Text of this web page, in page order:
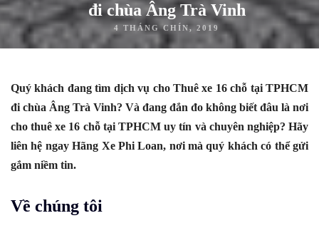
đi chùa Âng Trà Vinh
4 THÁNG CHÍN, 2019
Quý khách đang tìm dịch vụ cho Thuê xe 16 chỗ tại TPHCM
đi chùa Âng Trà Vinh? Và đang đắn đo không biết đâu là nơi
cho thuê xe 16 chỗ tại TPHCM uy tín và chuyên nghiệp? Hãy
liên hệ ngay Hãng Xe Phi Loan, nơi mà quý khách có thể gửi
gắm niềm tin.
Về chúng tôi